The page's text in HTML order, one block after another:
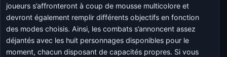
joueurs s’affronteront à coup de mousse multicolore et
devront également remplir différents objectifs en fonction
des modes choisis. Ainsi, les combats s’annoncent assez
déjantés avec les huit personnages disponibles pour le
moment, chacun disposant de capacités propres. Si vous